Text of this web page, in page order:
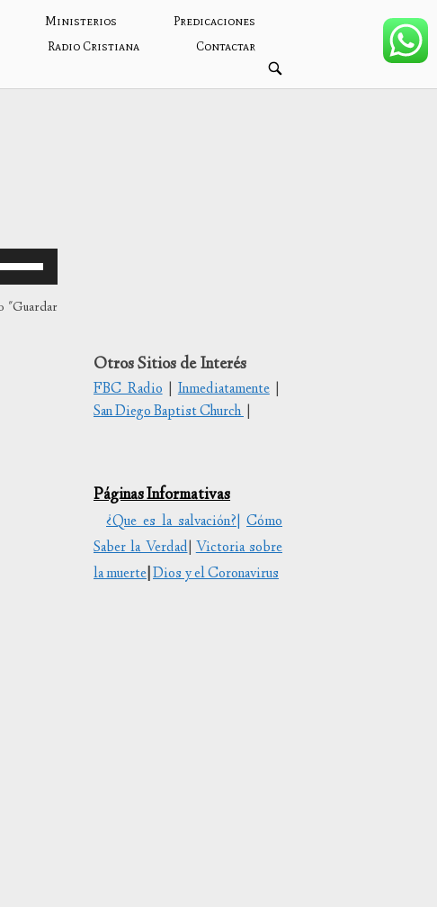
Ministerios
Predicaciones
Radio Cristiana Contactar
ABRIR
BARRA
DE
"Guardar
Otros Sitios de Interés
FBC Radio|Inmediatamente|
San Diego Baptist Church
Páginas Informativas
¿Que es la salvación?| Cómo
Saber la Verdad|Victoria sobre
la muerte Dios y el Coronavirus